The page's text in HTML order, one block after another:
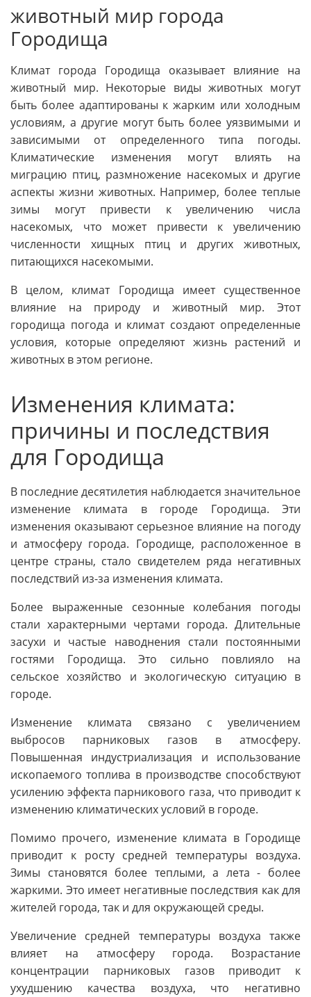
животный мир города
Городища
Климат города Городища оказывает влияние на
животный мир. Некоторые виды животных могут
быть более адаптированы к жарким или холодным
условиям, а другие могут быть более уязвимыми и
зависимыми от определенного типа погоды.
Климатические изменения могут влиять на
миграцию птиц, размножение насекомых и другие
аспекты жизни животных. Например, более теплые
зимы могут привести к увеличению числа
насекомых, что может привести к увеличению
численности хищных птиц и других животных,
питающихся насекомыми.
В целом, климат Городища имеет существенное
влияние на природу и животный мир. Этот
городища погода и климат создают определенные
условия, которые определяют жизнь растений и
животных в этом регионе.
Изменения климата:
причины и последствия
для Городища
В последние десятилетия наблюдается значительное
изменение климата в городе Городища. Эти
изменения оказывают серьезное влияние на погоду
и атмосферу города. Городище, расположенное в
центре страны, стало свидетелем ряда негативных
последствий из-за изменения климата.
Более выраженные сезонные колебания погоды
стали характерными чертами города. Длительные
засухи и частые наводнения стали постоянными
гостями Городища. Это сильно повлияло на
сельское хозяйство и экологическую ситуацию в
городе.
Изменение климата связано с увеличением
выбросов парниковых газов в атмосферу.
Повышенная индустриализация и использование
ископаемого топлива в производстве способствуют
усилению эффекта парникового газа, что приводит к
изменению климатических условий в городе.
Помимо прочего, изменение климата в Городище
приводит к росту средней температуры воздуха.
Зимы становятся более теплыми, а лета - более
жаркими. Это имеет негативные последствия как для
жителей города, так и для окружающей среды.
Увеличение средней температуры воздуха также
влияет на атмосферу города. Возрастание
концентрации парниковых газов приводит к
ухудшению качества воздуха, что негативно